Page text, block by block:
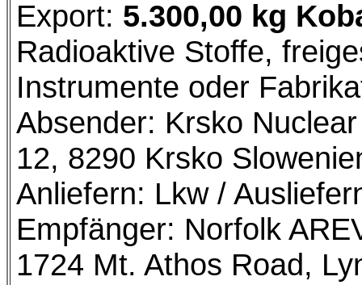
Export: 5.300,00 kg
Radioaktive Stoffe,
Instrumente oder
Absender: Krsko
12, 8290 Krsko
Anliefern: Lkw /
Empfänger: Norfolk
1724 Mt. Athos Road,